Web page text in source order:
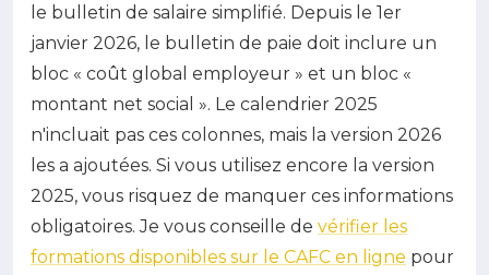
le bulletin de salaire simplifié. Depuis le 1er
janvier 2026, le bulletin de paie doit inclure un
bloc « coût global employeur » et un bloc «
montant net social ». Le calendrier 2025
n'incluait pas ces colonnes, mais la version 2026
les a ajoutées. Si vous utilisez encore la version
2025, vous risquez de manquer ces informations
obligatoires. Je vous conseille de vérifier les
formations disponibles sur le CAFC en ligne pour